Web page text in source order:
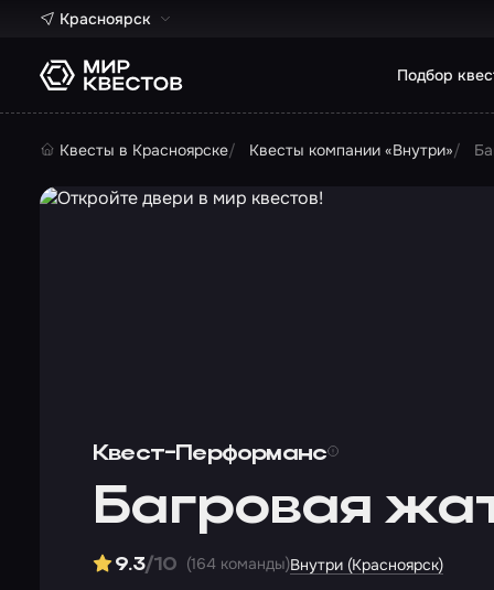
Красноярск
Подбор
Квесты в Красноярске Квесты компании «Внутри»
Квест-Перформанс
Багровая
Внутри (Красноярск)
9.3/10 (164 команды)